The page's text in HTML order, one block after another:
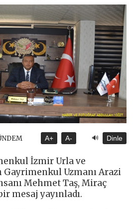
A+ A- 🔊 Dinle
İzmir Urla ve
Gayrimenkul Uzmanı Arazi
Mehmet Taş, Miraç
mesaj yayınladı.